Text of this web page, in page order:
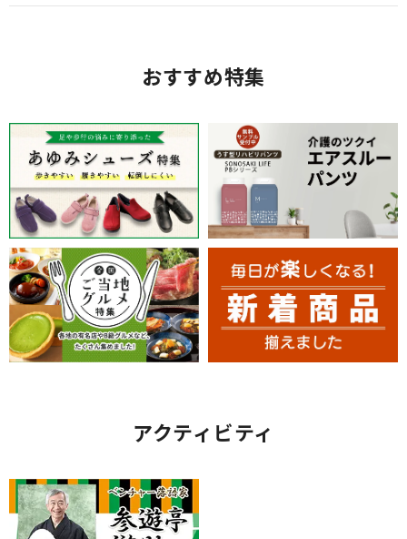
おすすめ特集
アクティビティ